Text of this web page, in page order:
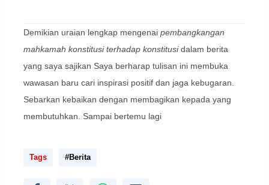
Demikian uraian lengkap mengenai pembangkangan
mahkamah konstitusi terhadap konstitusidalam berita
yang saya sajikan Saya berharap tulisan ini membuka
wawasan baru cari inspirasi positif dan jaga kebugaran.
Sebarkan kebaikan dengan membagikan kepada yang
membutuhkan. Sampai bertemu lagi
Tags #Berita